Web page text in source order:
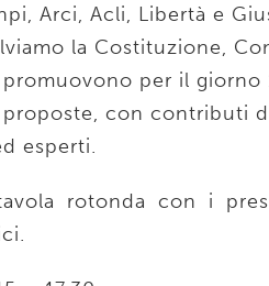
Arci, Acli, Libertà e
la Costituzione,
promuovono per il giorno
con contributi
esperti.
rotonda con i